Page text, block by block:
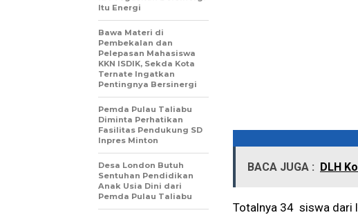
BACA JUGA : DLH
Totalnya 34 siswa dari
Itu Energi
Bawa Materi di
Pembekalan dan
Pelepasan Mahasiswa
KKN ISDIK, Sekda Kota
Ternate Ingatkan
Pentingnya Bersinergi
Pemda Pulau Taliabu
Diminta Perhatikan
Fasilitas Pendukung SD
Inpres Minton
Desa London Butuh
Sentuhan Pendidikan
Anak Usia Dini dari
Pemda Pulau Taliabu